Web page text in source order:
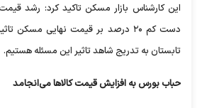
این کارشناس بازار مسکن تاکید کرد: رشد
دست کم ۲۰ درصد بر قیمت نهایی مسکن
تابستان به تدریج شاهد تاثیر این مسئله هستیم.
حباب بورس به افزایش قیمت کالاها می‌انجامد